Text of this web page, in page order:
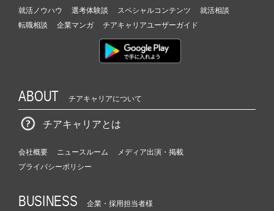
就活ノウハウ 選考体験談 スペシャルコンテンツ
就活相談
転職相談
企業マンガ チアキャリアユーザーガイド
ABOUT チアキャリアについて
チアキャリアとは
会社概要 ニュースルーム
メディア出演・掲載
プライバシーポリシー
BUSINESS 企業・採用担当者様